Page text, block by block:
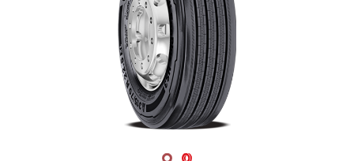
Navigate 1
Navigate 2